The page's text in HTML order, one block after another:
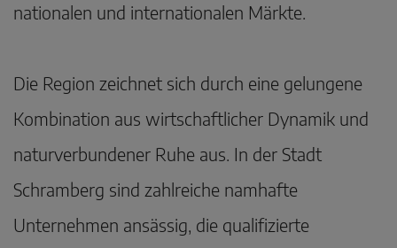
nationalen und internationalen Märkte.
Die Region zeichnet sich durch eine gelungene
Kombination aus wirtschaftlicher Dynamik und
naturverbundener Ruhe aus. In der Stadt
Schramberg sind zahlreiche namhafte
Unternehmen ansässig, die qualifizierte